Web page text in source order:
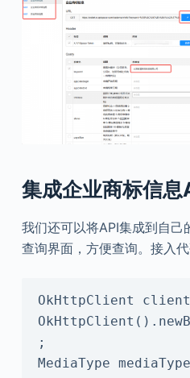
集成企业商标信息
我们还可以将API集成到自
查询界面，方便查询。接入
OkHttpClient client
;
MediaType